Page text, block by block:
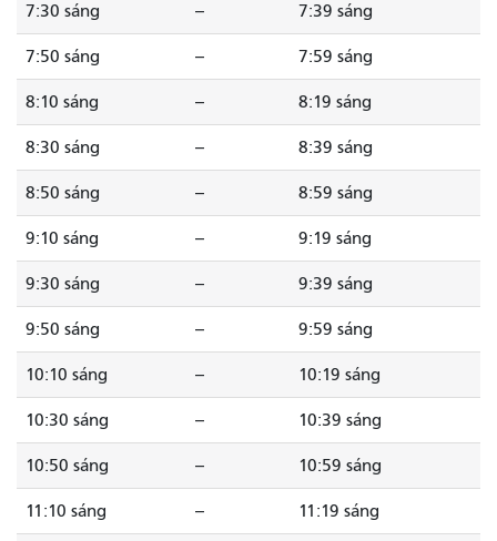
7:30 sáng -- 7:39 sáng
7:50 sáng -- 7:59 sáng
8:10 sáng -- 8:19 sáng
8:30 sáng -- 8:39 sáng
8:50 sáng -- 8:59 sáng
9:10 sáng -- 9:19 sáng
9:30 sáng -- 9:39 sáng
9:50 sáng -- 9:59 sáng
10:10 sáng -- 10:19 sáng
10:30 sáng -- 10:39 sáng
10:50 sáng -- 10:59 sáng
11:10 sáng -- 11:19 sáng